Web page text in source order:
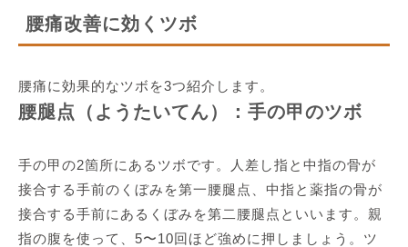
腰痛改善に効くツボ
腰痛に効果的なツボを3つ紹介します。
腰腿点（ようたいてん）：手の甲のツボ
手の甲の2箇所にあるツボです。人差し指と中指の骨が
接合する手前のくぼみを第一腰腿点、中指と薬指の骨が
接合する手前にあるくぼみを第二腰腿点といいます。親
指の腹を使って、5〜10回ほど強めに押しましょう。ツ